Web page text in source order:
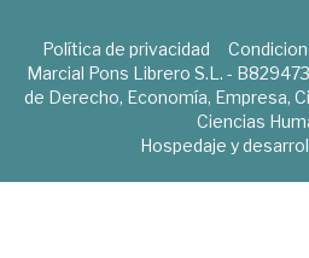
Política de privacidad
Marcial Pons Librero S.L. -
de Derecho, Economía, Empresa,
Ciencias
Hospedaje y